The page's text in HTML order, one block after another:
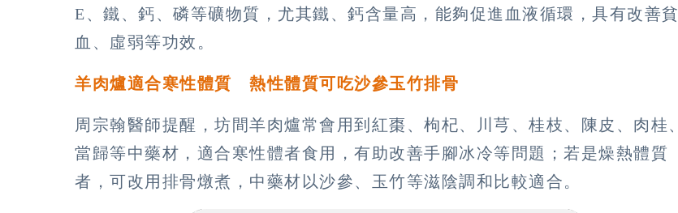
E、鐵、鈣、磷等礦物質，尤其鐵、鈣含量高，能夠促進血液循環，具有改善貧
血、虛弱等功效。
羊肉爐適合寒性體質 熱性體質可吃沙參玉竹排骨
周宗翰醫師提醒，坊間羊肉爐常會用到紅棗、枸杞、川芎、桂枝、陳皮、肉桂、
當歸等中藥材，適合寒性體者食用，有助改善手腳冰冷等問題；若是燥熱體質
者，可改用排骨燉煮，中藥材以沙參、玉竹等滋陰調和比較適合。